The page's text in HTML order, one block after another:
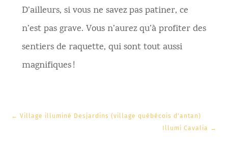
D’ailleurs, si vous ne savez pas patiner, ce
n’est pas grave. Vous n’aurez qu’à profiter des
sentiers de raquette, qui sont tout aussi
magnifiques !
←Village illuminé Desjardins (village québécois d'antan)
Illumi Cavalia →